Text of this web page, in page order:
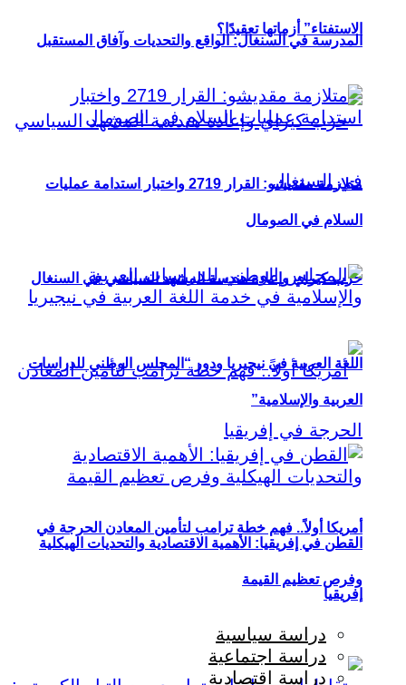
الاستفتاء” أزماتها تعقيدًا؟
حزب كيراي وإعادة هندسة المشهد السياسي في السنغال
أمريكا أولاً.. فهم خطة ترامب لتأمين المعادن الحرجة في
إفريقيا
المدرسة في السنغال: الواقع والتحديات وآفاق المستقبل
متلازمة مقديشو: القرار 2719 واختبار استدامة عمليات
السلام في الصومال
اللغة العربية في نيجيريا ودور “المجلس الوطني للدراسات
العربية والإسلامية”
القطن في إفريقيا: الأهمية الاقتصادية والتحديات الهيكلية
وفرص تعظيم القيمة
دراسة سياسية
دراسة اجتماعية
دراسة اقتصادية